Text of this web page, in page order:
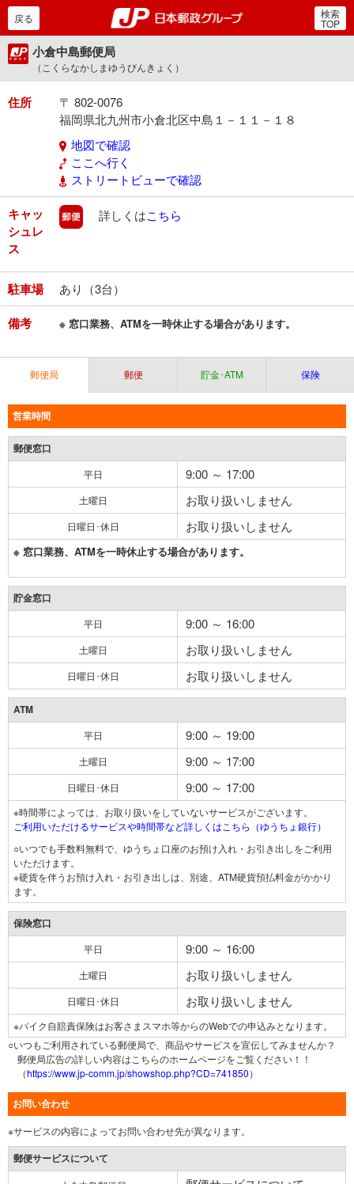
郵便局・日本郵政グルー
戻る 検索
TOP
小倉中島郵便局
（こくらなかしまゆうびんきょく）
住所
〒 802-0076
福岡県北九州市小倉北区中島１－１１－１８
地図で確認
ここへ行く
ストリートビューで確認
キャッ
シュレ
ス
郵便
詳しくはこちら
駐車場 あり（3台）
備考 ※ 窓口業務、ATMを一時休止する場合があります。
郵便局 郵便 貯金･ATM 保険
営業時間
郵便窓口
平日 9:00 ～ 17:00
土曜日 お取り扱いしません
日曜日･休日 お取り扱いしません
※ 窓口業務、ATMを一時休止する場合があります。
貯金窓口
平日 9:00 ～ 16:00
土曜日 お取り扱いしません
日曜日･休日 お取り扱いしません
ATM
平日 9:00 ～ 19:00
土曜日 9:00 ～ 17:00
日曜日･休日 9:00 ～ 17:00
※時間帯によっては、お取り扱いをしていないサービスがございます。
ご利用いただけるサービスや時間帯など詳しくはこちら（ゆうちょ銀行）
○いつでも手数料無料で、ゆうちょ口座のお預け入れ・お引き出しをご利用
いただけます。
※硬貨を伴うお預け入れ・お引き出しは、別途、ATM硬貨預払料金がかかり
ます。
保険窓口
平日 9:00 ～ 16:00
土曜日 お取り扱いしません
日曜日･休日 お取り扱いしません
※バイク自賠責保険はお客さまスマホ等からのWebでの申込みとなります。
○いつもご利用されている郵便局で、商品やサービスを宣伝してみませんか？
郵便局広告の詳しい内容はこちらのホームページをご覧ください！！
（https://www.jp-comm.jp/showshop.php?CD=741850）
お問い合わせ
※サービスの内容によってお問い合わせ先が異なります。
郵便サービスについて